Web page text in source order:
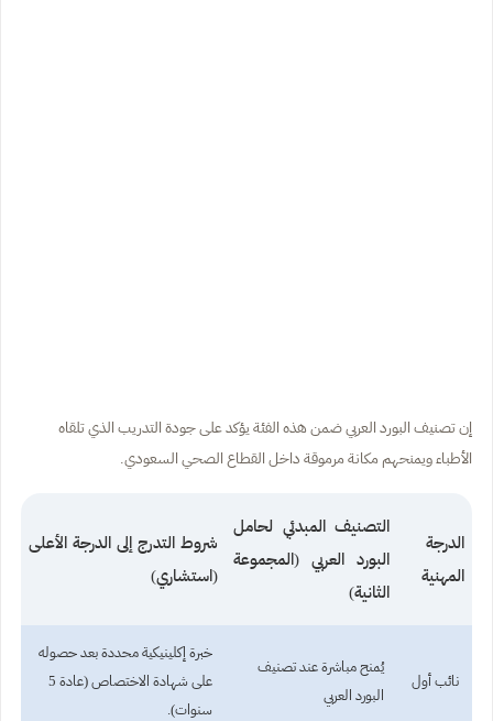
إن تصنيف البورد العربي ضمن هذه الفئة يؤكد على جودة التدريب الذي تلقاه
الأطباء ويمنحهم مكانة مرموقة داخل القطاع الصحي السعودي.
الدرجة
المهنية
التصنيف المبدئي لحامل
البورد العربي (المجموعة
الثانية)
شروط التدرج إلى الدرجة الأعلى
(استشاري)
نائب أول
يُمنح مباشرة عند تصنيف
البورد العربي
خبرة إكلينيكية محددة بعد حصوله
على شهادة الاختصاص (عادة 5
سنوات).